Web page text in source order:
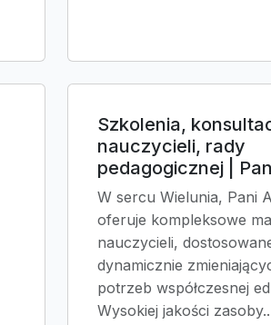
Szkolenia,
nauczycieli, rady
pedagogicznej |
W sercu Wielunia, Pani
oferuje kompleksowe
nauczycieli,
dynamicznie
potrzeb współczesnej
Wysokiej jakości